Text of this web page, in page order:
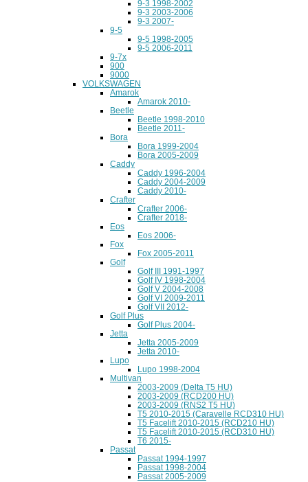
9-3 1998-2002
9-3 2003-2006
9-3 2007-
9-5
9-5 1998-2005
9-5 2006-2011
9-7x
900
9000
VOLKSWAGEN
Amarok
Amarok 2010-
Beetle
Beetle 1998-2010
Beetle 2011-
Bora
Bora 1999-2004
Bora 2005-2009
Caddy
Caddy 1996-2004
Caddy 2004-2009
Caddy 2010-
Crafter
Crafter 2006-
Crafter 2018-
Eos
Eos 2006-
Fox
Fox 2005-2011
Golf
Golf III 1991-1997
Golf IV 1998-2004
Golf V 2004-2008
Golf VI 2009-2011
Golf VII 2012-
Golf Plus
Golf Plus 2004-
Jetta
Jetta 2005-2009
Jetta 2010-
Lupo
Lupo 1998-2004
Multivan
2003-2009 (Delta T5 HU)
2003-2009 (RCD200 HU)
2003-2009 (RNS2 T5 HU)
T5 2010-2015 (Caravelle RCD310 HU)
T5 Facelift 2010-2015 (RCD210 HU)
T5 Facelift 2010-2015 (RCD310 HU)
T6 2015-
Passat
Passat 1994-1997
Passat 1998-2004
Passat 2005-2009